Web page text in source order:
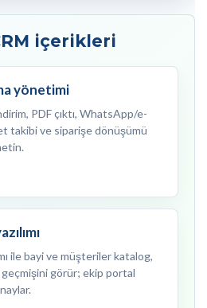
içerikleri
yönetimi
PDF çıktı, WhatsApp/e-
takibi ve siparişe dönüşümü
ile bayi ve müşteriler katalog,
görür; ekip portal